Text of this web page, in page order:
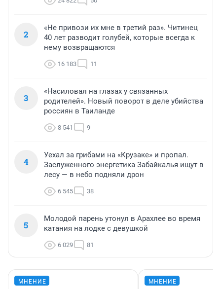
2
«Не привози их мне в третий раз». Читинец
40 лет разводит голубей, которые всегда к
нему возвращаются
16 183 11
3
«Насиловал на глазах у связанных
родителей». Новый поворот в деле убийства
россиян в Таиланде
8 541 9
4
Уехал за грибами на «Крузаке» и пропал.
Заслуженного энергетика Забайкалья ищут в
лесу — в небо подняли дрон
6 545 38
5
Молодой парень утонул в Арахлее во время
катания на лодке с девушкой
6 029 81
МНЕНИЕ МНЕНИЕ